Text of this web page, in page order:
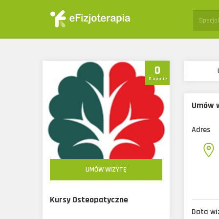
0
0 opinie
UMÓW WIZYTĘ
Kursy Osteopatyczne
Umów
Adres
Data